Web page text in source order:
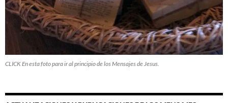
CLICK En esta foto para ir al principio de los Mensajes de Jesus.